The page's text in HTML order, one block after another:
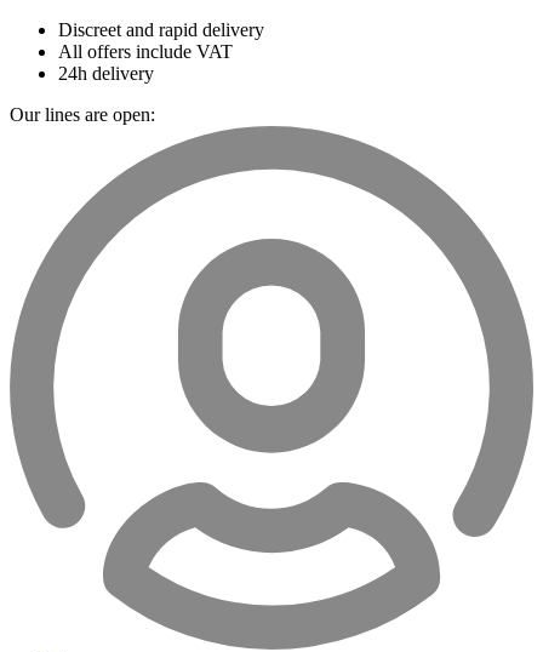
Discreet and rapid delivery
All offers include VAT
24h delivery
Our lines are open: